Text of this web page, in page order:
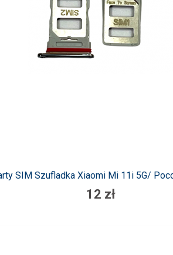
SIM Szufladka Xiaomi Mi 11i 5G/
12 zł